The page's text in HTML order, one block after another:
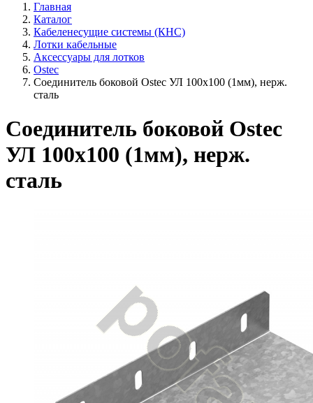
Главная
Каталог
Кабеленесущие системы (КНС)
Лотки кабельные
Аксессуары для лотков
Ostec
Соединитель боковой Ostec УЛ 100х100 (1мм), нерж.
сталь
Соединитель боковой Ostec
УЛ 100х100 (1мм), нерж.
сталь